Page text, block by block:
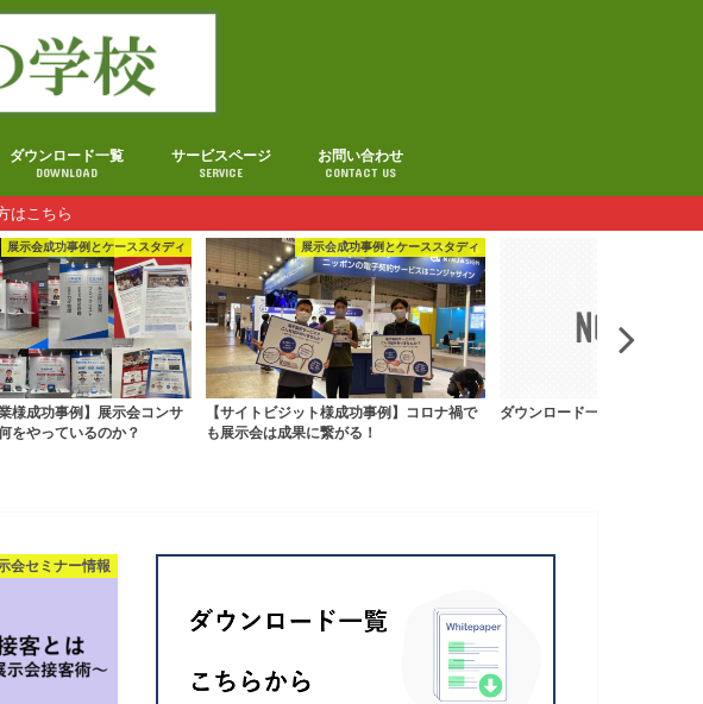
ダウンロード一覧
DOWNLOAD
サービスページ
SERVICE
お問い合わせ
CONTACT US
はこちら
展示会成功事例とケーススタディ
様成功事例】展示会コンサ
をやっているのか？
展示会成功事例とケーススタディ
【サイトビジット様成功事例】コロナ禍で
も展示会は成果に繋がる！
ダウンロード一覧
会セミナー情報